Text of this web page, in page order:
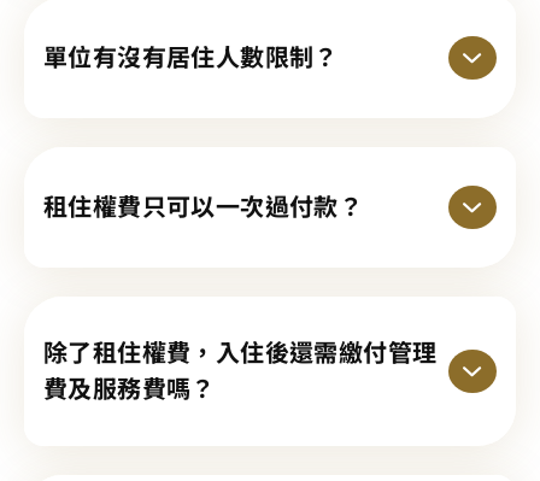
單位有沒有居住人數限制？
租住權費只可以一次過付款？
除了租住權費，入住後還需繳付管理
費及服務費嗎？